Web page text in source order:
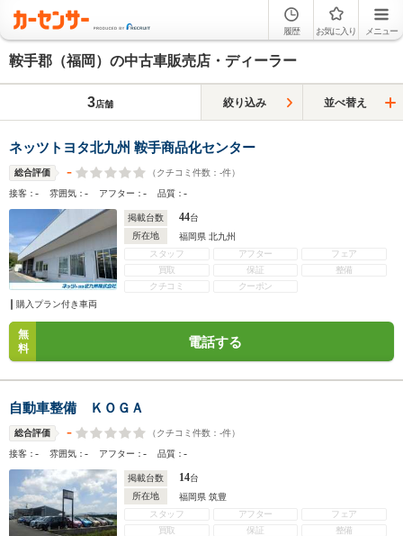
履歴 お気に入り メニュー
鞍手郡（福岡）の中古車販売店・ディーラー
3店舗 絞り込み 並べ替え
ネッツトヨタ北九州 鞍手商品化センター
総合評価 - （クチコミ件数： -件）
接客：- 雰囲気：- アフター：- 品質：-
掲載台数 44台
所在地
福岡県 北九州
スタッフ
アフター
フェア
買取
保証
整備
クチコミ
クーポン
購入プラン付き車両
無
料
電話する
自動車整備 ＫＯＧＡ
総合評価 - （クチコミ件数： -件）
接客：- 雰囲気：- アフター：- 品質：-
掲載台数 14台
所在地
福岡県 筑豊
スタッフ
アフター
フェア
買取
保証
整備